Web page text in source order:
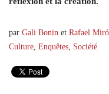
par Gali Bonin et Rafael Miró
Culture Enquêtes Société